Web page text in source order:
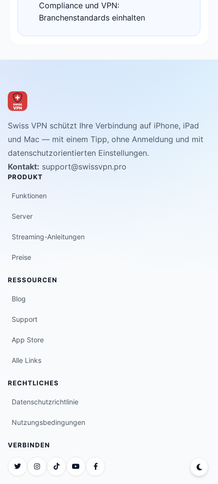
Compliance und VPN:
Branchenstandards einhalten
Swiss VPN schützt Ihre Verbindung auf iPhone, iPad
und Mac — mit einem Tipp, ohne Anmeldung und mit
datenschutzorientierten Einstellungen.
Kontakt: support@swissvpn.pro
PRODUKT
Funktionen
Server
Streaming-Anleitungen
Preise
RESSOURCEN
Blog
Support
App Store
Alle Links
RECHTLICHES
Datenschutzrichtlinie
Nutzungsbedingungen
VERBINDEN